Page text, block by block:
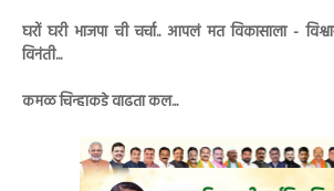
घरों घरी भाजपा ची चर्चा.. आपलं मत विकासाला -
विनंती...
कमळ चिन्हाकडे वाढता कल...